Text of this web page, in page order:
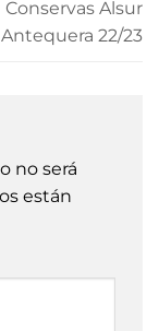
Conservas Alsur
Antequera 22/23
no será
están